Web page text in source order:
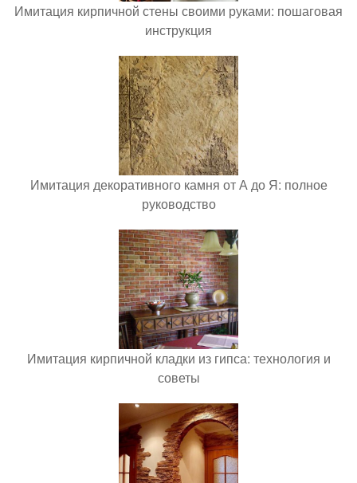
Имитация кирпичной стены своими руками: пошаговая
инструкция
Имитация декоративного камня от А до Я: полное
руководство
Имитация кирпичной кладки из гипса: технология и
советы